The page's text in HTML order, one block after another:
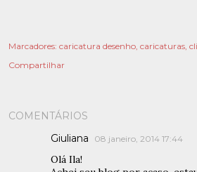
Marcadores: caricatura desenho caricaturas
Compartilhar
COMENTÁRIOS
Giuliana
08 janeiro, 2014 17:44
Olá Ila!